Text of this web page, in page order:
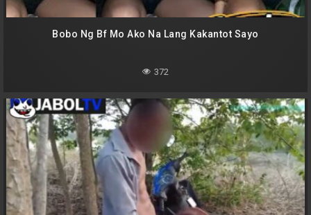
Bobo Ng Bf Mo Ako Na Lang Kakantot Sayo
372